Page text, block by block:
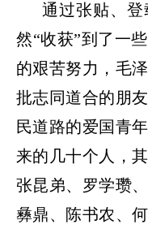
通过张贴、
然“收获”到了一
的艰苦努力，毛
批志同道合的朋友
民道路的爱国青年
来的几十个人，
张昆弟、罗学瓒
彝鼎、陈书农、